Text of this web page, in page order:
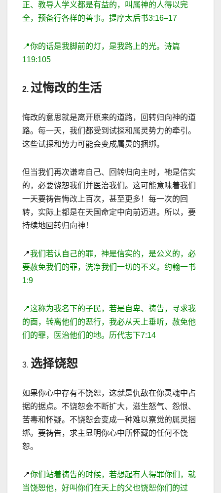
正、教导人学义都是有益的，叫属神的人得以完
全，预备行各样的善事。提摩太后书3:16–17
📍你的话是我脚前的灯，是我路上的光。诗篇
119:105
2. 过悔改的生活
悔改的意思就是离开原来的道路，回转归向神的道
路。每一天，我们都受到试探和属灵势力的牵引。
这些试探和势力可能会变成属灵的捆绑。
但当我们再次谦卑自己、回转归向主时，祂是信实
的，必要饶恕我们并医治我们。这可能意味着我们
一天要祷告悔改上百次，甚至更多！每一次的回
转，实际上都是在天国命定中向前迈进。所以，要
持续地回转归向神！
📍我们若认自己的罪，神是信实的，是公义的，必
要赦免我们的罪，洗净我们一切的不义。约翰一书
1:9
📍这称为我名下的子民，若是自卑、祷告，寻求我
的面，转离他们的恶行，我必从天上垂听，赦免他
们的罪，医治他们的地。历代志下7:14
3. 选择饶恕
如果你心中存有不饶恕，这就是仇敌在你灵魂中占
据的据点。不饶恕会不断扩大，滋生怒气、怨恨、
苦毒和怀疑。不饶恕会变成一种难以察觉的属灵捆
绑。要祷告，求主显明你心中所怀藏的任何不饶
恕。
📍你们站着祷告的时候，若想起有人得罪你们，就
当饶恕他，好叫你们在天上的父也饶恕你们的过